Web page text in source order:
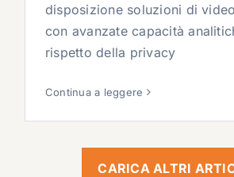
disposizione soluzioni di
con avanzate capacità
rispetto della privacy
Continua a leggere
CARICA ALTRI